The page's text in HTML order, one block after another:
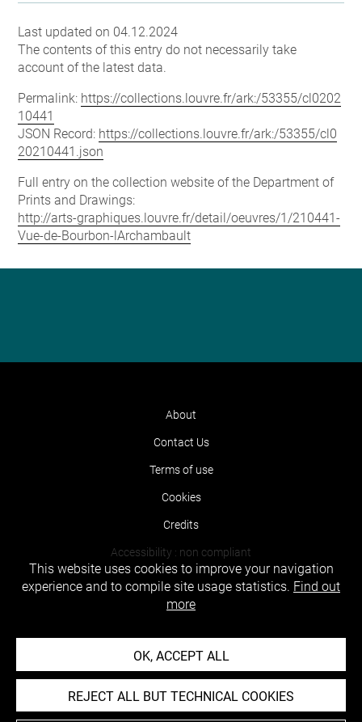
Last updated on 04.12.2024
The contents of this entry do not necessarily take
account of the latest data.
Permalink: https://collections.louvre.fr/ark:/53355/cl0202
10441
JSON Record: https://collections.louvre.fr/ark:/53355/cl0
20210441.json
Full entry on the collection website of the Department of
Prints and Drawings:
http://arts-graphiques.louvre.fr/detail/oeuvres/1/210441-
Vue-de-Bourbon-lArchambault
About
Contact Us
Terms of use
Cookies
Credits
Accessibility : non compliant
This website uses cookies to improve your navigation
experience and to compile site usage statistics. Find out
more
OK, ACCEPT ALL
REJECT ALL BUT TECHNICAL COOKIES